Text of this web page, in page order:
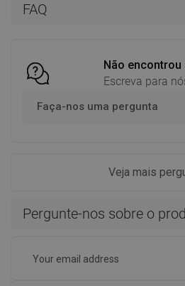
FAQ
Não
Escreva para
Faça-nos uma pergunta
Veja mais
Pergunte-nos sobre o